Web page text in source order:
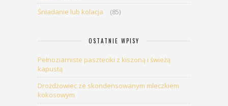
Śniadanie lub kolacja
(85)
OSTATNIE WPISY
Pełnoziarniste paszteciki z kiszoną i świeżą
kapustą
Drożdżowiec ze skondensowanym mleczkiem
kokosowym